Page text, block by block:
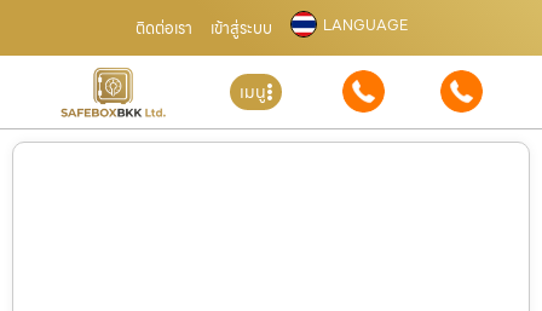
ติดต่อเรา เข้าสู่ระบบ LANGUAGE
เมนู